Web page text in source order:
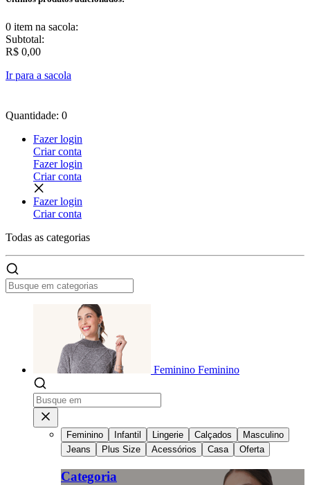
0 item na sacola:
Subtotal:
R$ 0,00
Ir para a sacola
Quantidade: 0
Fazer login
Criar conta
Fazer login
Criar conta
Fazer login
Criar conta
Todas as categorias
Feminino Feminino
Feminino Infantil Lingerie Calçados
Masculino
Jeans
Plus Size Acessórios Casa Oferta
Categoria